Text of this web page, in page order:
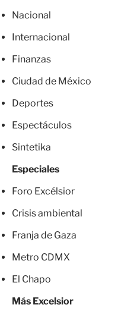
Nacional
Internacional
Finanzas
Ciudad de México
Deportes
Espectáculos
Sintetika
Especiales
Foro Excélsior
Crisis ambiental
Franja de Gaza
Metro CDMX
El Chapo
Más Excelsior